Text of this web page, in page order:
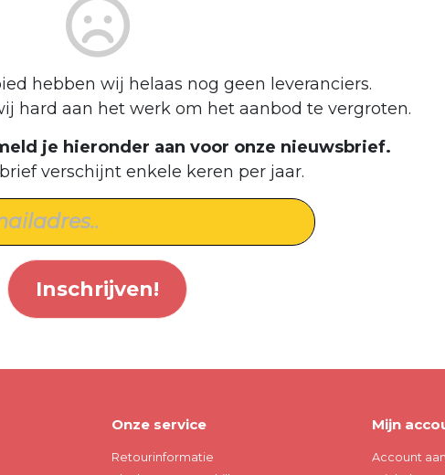
hebben wij helaas nog geen leveranciers.
hard aan het werk om het aanbod te vergroten.
je hieronder aan voor onze nieuwsbrief.
verschijnt enkele keren per jaar.
Inschrijven!
Onze service
Retourinformatie
Mijn
Account